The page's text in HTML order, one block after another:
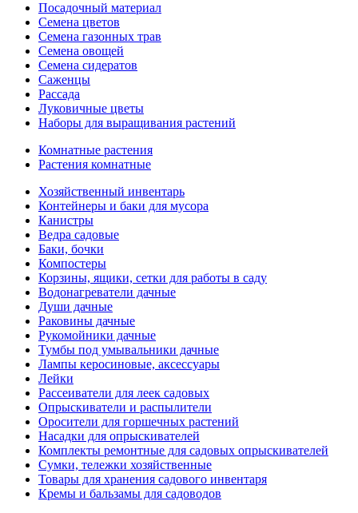
Посадочный материал
Семена цветов
Семена газонных трав
Семена овощей
Семена сидератов
Саженцы
Рассада
Луковичные цветы
Наборы для выращивания растений
Комнатные растения
Растения комнатные
Хозяйственный инвентарь
Контейнеры и баки для мусора
Канистры
Ведра садовые
Баки, бочки
Компостеры
Корзины, ящики, сетки для работы в саду
Водонагреватели дачные
Души дачные
Раковины дачные
Рукомойники дачные
Тумбы под умывальники дачные
Лампы керосиновые, аксессуары
Лейки
Рассеиватели для леек садовых
Опрыскиватели и распылители
Оросители для горшечных растений
Насадки для опрыскивателей
Комплекты ремонтные для садовых опрыскивателей
Сумки, тележки хозяйственные
Товары для хранения садового инвентаря
Кремы и бальзамы для садоводов